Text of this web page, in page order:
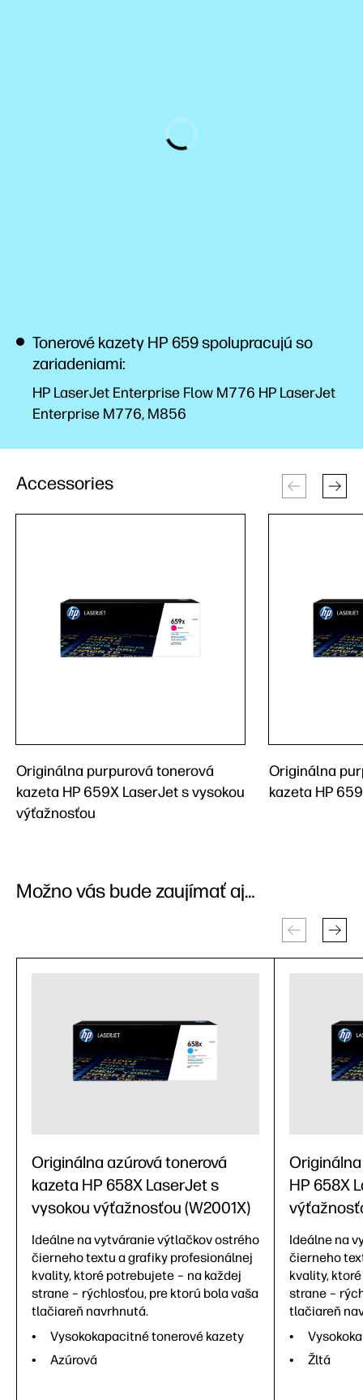
Tonerové kazety HP 659 spolupracujú so
zariadeniami:
HP LaserJet Enterprise Flow M776 HP LaserJet
Enterprise M776, M856
Accessories
Originálna purpurová tonerová
kazeta HP 659X LaserJet s vysokou
výťažnosťou
Originálna
kazeta HP
Možno vás bude zaujímať aj…
Originálna azúrová tonerová
kazeta HP 658X LaserJet s
vysokou výťažnosťou (W2001X)
Ideálne na vytváranie výtlačkov ostrého
čierneho textu a grafiky profesionálnej
kvality, ktoré potrebujete – na každej
strane – rýchlosťou, pre ktorú bola vaša
tlačiareň navrhnutá.
Vysokokapacitné tonerové kazety
Azúrová
HP 658X
Ideálne na
čierneho
kvality,
strane –
tlačiareň
Žltá